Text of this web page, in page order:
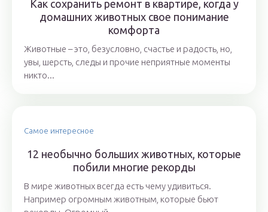
Как сохранить ремонт в квартире, когда у
домашних животных свое понимание
комфорта
Животные – это, безусловно, счастье и радость, но,
увы, шерсть, следы и прочие неприятные моменты
никто...
Самое интересное
12 необычно больших животных, которые
побили многие рекорды
В мире животных всегда есть чему удивиться.
Например огромным животным, которые бьют